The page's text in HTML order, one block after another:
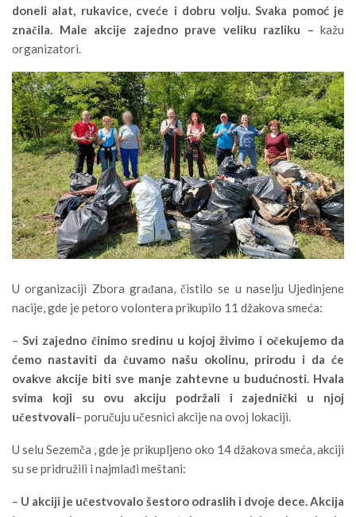
doneli alat, rukavice, cveće i dobru volju. Svaka pomoć je
značila. Male akcije zajedno prave veliku razliku – kažu
organizatori.
U organizaciji Zbora građana, čistilo se u naselju Ujedinjene
nacije, gde je petoro volontera prikupilo 11 džakova smeća:
–Svi zajedno činimo sredinu u kojoj živimo i očekujemo da
ćemo nastaviti da čuvamo našu okolinu, prirodu i da će
ovakve akcije biti sve manje zahtevne u budućnosti. Hvala
svima koji su ovu akciju podržali i zajednički u njoj
učestvovali– poručuju učesnici akcije na ovoj lokaciji.
U selu Sezemča , gde je prikupljeno oko 14 džakova smeća, akciji
su se pridružili i najmlađi meštani:
– U akciji je učestvovalo šestoro odraslih i dvoje dece. Akcija